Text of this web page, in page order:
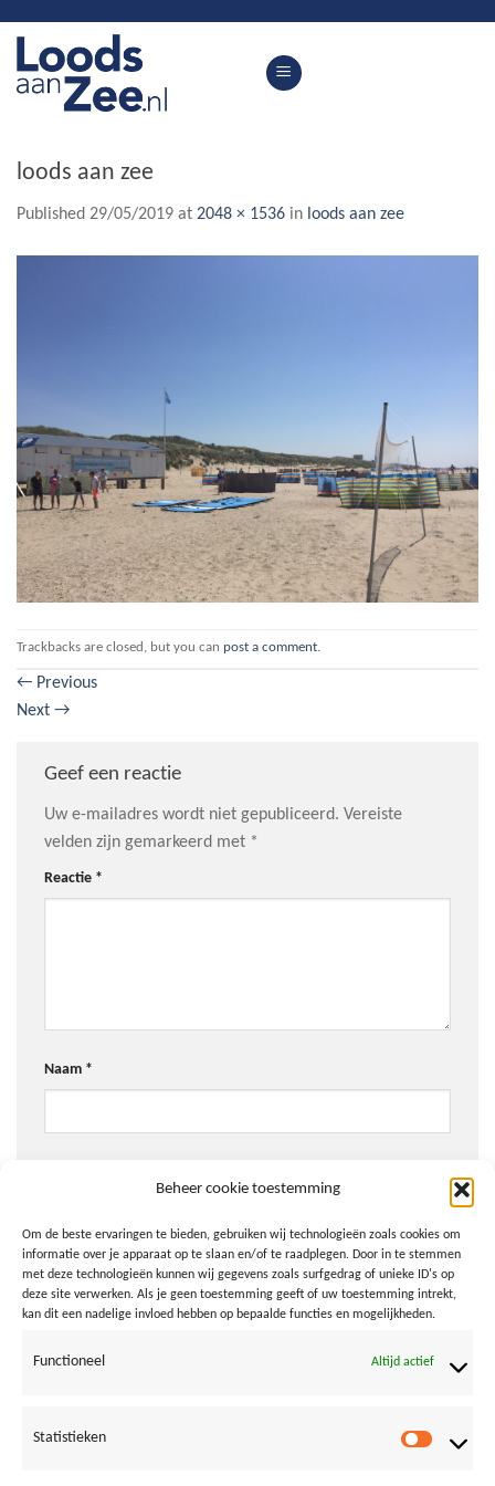
Beheer cookie toestemming
Om de beste ervaringen te bieden, gebruiken wij technologieën zoals cookies om
informatie over je apparaat op te slaan en/of te raadplegen. Door in te stemmen
met deze technologieën kunnen wij gegevens zoals surfgedrag of unieke ID's op
deze site verwerken. Als je geen toestemming geeft of uw toestemming intrekt,
kan dit een nadelige invloed hebben op bepaalde functies en mogelijkheden.
Functioneel Altijd actief
Statistieken
content
loods aan zee
Published 29/05/2019 at 2048 × 1536 in loods aan zee
Trackbacks are closed, but you can post a comment.
← Previous
Next →
Geef een reactie
Uw e-mailadres wordt niet gepubliceerd. Vereiste
velden zijn gemarkeerd met *
Reactie *
Naam *
Site